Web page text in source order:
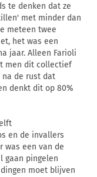
te denken dat ze
met minder dan
meteen twee
het was een
jaar. Alleen Farioli
men dit collectief
na de rust dat
denkt dit op 80%
en de invallers
was een van de
gaan pingelen
moet blijven